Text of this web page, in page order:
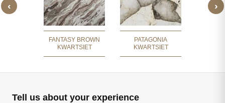
‹
FANTASY BROWN
KWARTSIET
PATAGONIA
KWARTSIET
›
Tell us about your experience